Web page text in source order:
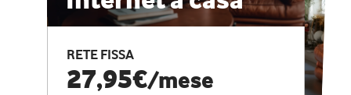
RETE FISSA
27,95€/mese
CASA PRO
Internet veloce e
vantaggi speciali